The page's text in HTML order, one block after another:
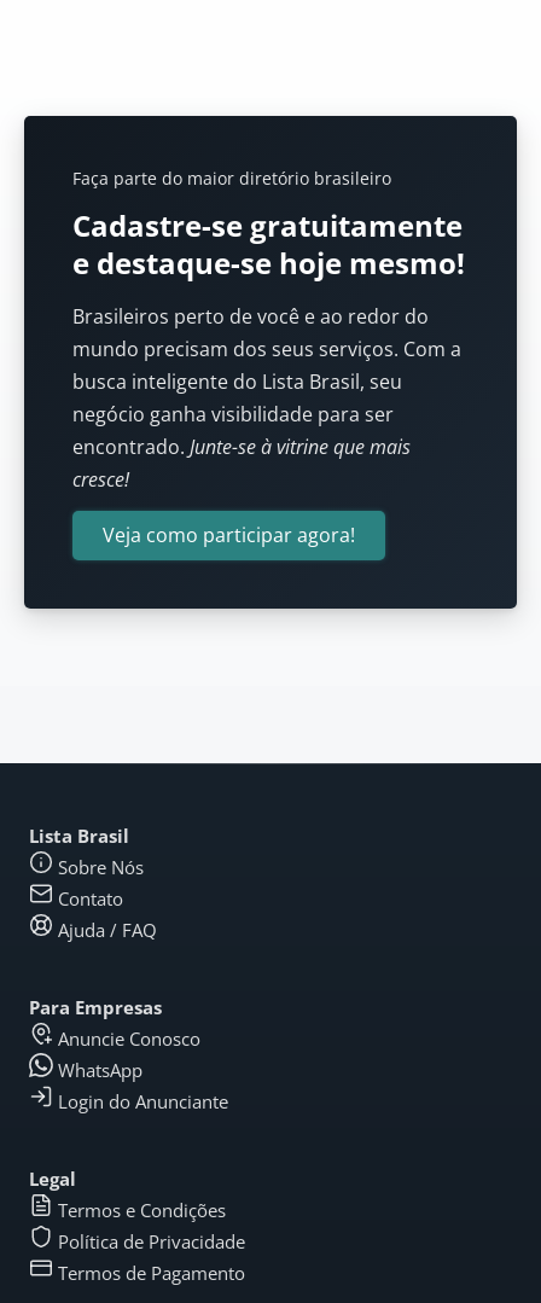
Faça parte do maior diretório brasileiro
Cadastre-se gratuitamente
e destaque-se hoje mesmo!
Brasileiros perto de você e ao redor do
mundo precisam dos seus serviços. Com a
busca inteligente do Lista Brasil, seu
negócio ganha visibilidade para ser
encontrado. Junte-se à vitrine que mais
cresce!
Veja como participar agora!
Lista Brasil
Sobre Nós
Contato
Ajuda / FAQ
Para Empresas
Anuncie Conosco
WhatsApp
Login do Anunciante
Legal
Termos e Condições
Política de Privacidade
Termos de Pagamento